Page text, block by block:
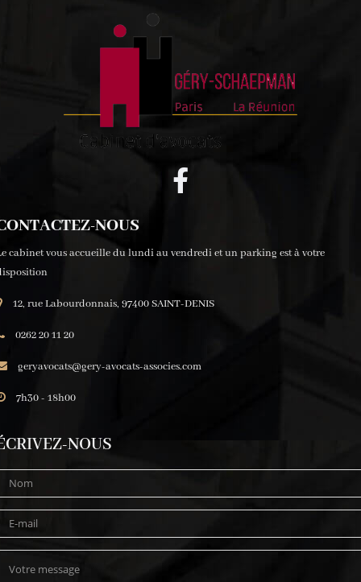
NOUS
cabinet vous accueille du lundi au vendredi et un parking est à votre
12, rue Labourdonnais, 97400 SAINT-DENIS
0262 20 11 20
geryavocats@gery-avocats-associes.com
7h30 - 18h00
NOUS